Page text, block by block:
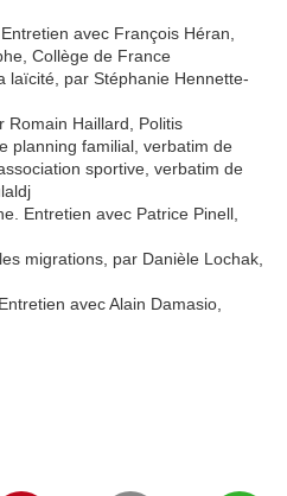
avec François Héran,
Collège de France
laïcité, par Stéphanie Hennette-
Romain Haillard, Politis
planning familial, verbatim de
sportive, verbatim de
Entretien avec Patrice Pinell,
migrations, par Danièle Lochak,
avec Alain Damasio,